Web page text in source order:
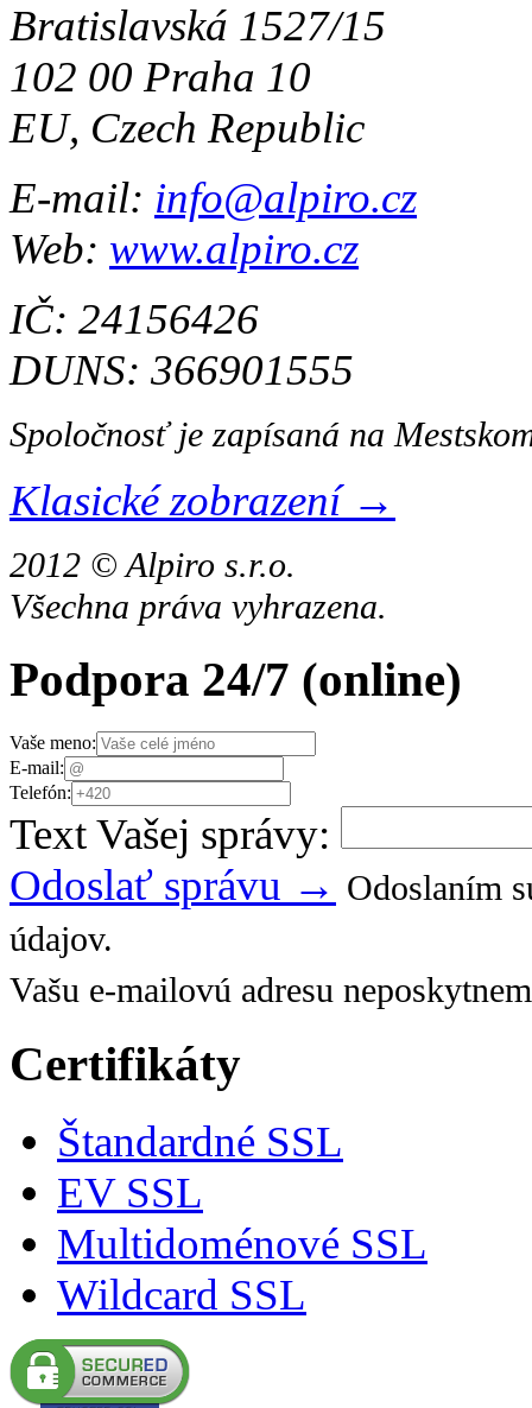
Bratislavská 1527/15
102 00 Praha 10
EU, Czech Republic
E-mail: info@alpiro.cz
Web: www.alpiro.cz
IČ: 24156426
DUNS: 366901555
Spoločnosť je zapísaná na
Klasické zobrazení →
2012 © Alpiro s.r.o.
Všechna práva vyhrazena.
Podpora 24/7 (online)
Vaše meno:
E-mail:
Telefón:
Text Vašej správy:
Odoslať správu → Odoslaním
údajov.
Vašu e-mailovú adresu
Certifikáty
Štandardné SSL
EV SSL
Multidoménové SSL
Wildcard SSL